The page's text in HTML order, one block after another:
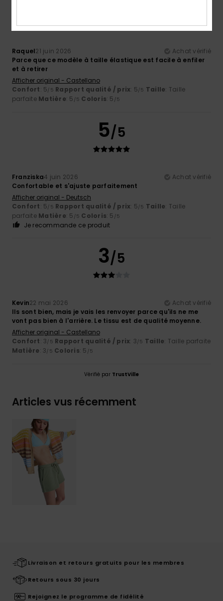
Raquel21 juin 2026
Achat vérifié
Parce que ce modèle à taille élastique est facile à enfiler
et à retirer
Afficher original - Castellano
Confort: 5/5 Rapport qualité / prix: 5/5 Taille: Taille
parfaite Matière: 5 /5 Coloris: 5 /5
5/5
Franziska4 juin 2026
Achat vérifié
Confortable et s'ajuste parfaitement
Afficher original - Deutsch
Confort: 5/5 Rapport qualité / prix: 5/5 Taille: Taille
parfaite Matière: 5 /5 Coloris: 5 /5
Je recommande ce produit
3/5
Kevin22 mai 2026
Achat vérifié
Ils sont bien, mais je vais les renvoyer parce qu'ils ne me
vont pas bien à l'arrière. Le tissu est de qualité moyenne.
Afficher original - Castellano
Confort: 3/5 Rapport qualité / prix: 3/5 Taille: Taille parfaite
Matière: 3/5 Coloris: 5 /5
Vérifié par TrustVille
Articles vus récemment
Livraison et retours gratuits pour les membres
Retours sous 30 jours
Rejoignez le programme de fidélité